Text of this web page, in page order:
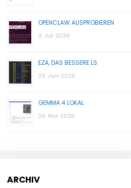
OPENCLAW AUSPROBIEREN
3. Juli 2026
EZA, DAS BESSERE LS
23. Juni 2026
GEMMA 4 LOKAL
26. Mai 2026
ARCHIV